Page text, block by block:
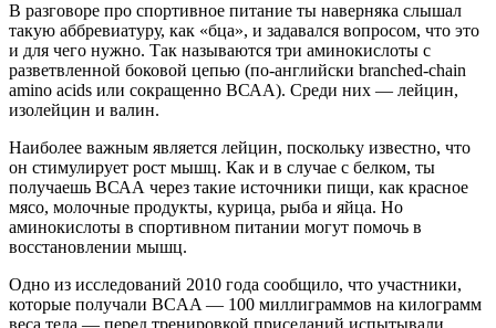
В разговоре про спортивное питание ты наверняка слышал
такую аббревиатуру, как «бца», и задавался вопросом, что это
и для чего нужно. Так называются три аминокислоты с
разветвленной боковой цепью (по-английски branched-chain
amino acids или сокращенно ВСАА). Среди них — лейцин,
изолейцин и валин.
Наиболее важным является лейцин, поскольку известно, что
он стимулирует рост мышц. Как и в случае с белком, ты
получаешь ВСАА через такие источники пищи, как красное
мясо, молочные продукты, курица, рыба и яйца. Но
аминокислоты в спортивном питании могут помочь в
восстановлении мышц.
Одно из исследований 2010 года сообщило, что участники,
которые получали BCAA — 100 миллиграммов на килограмм
веса тела — перед тренировкой приседаний испытывали